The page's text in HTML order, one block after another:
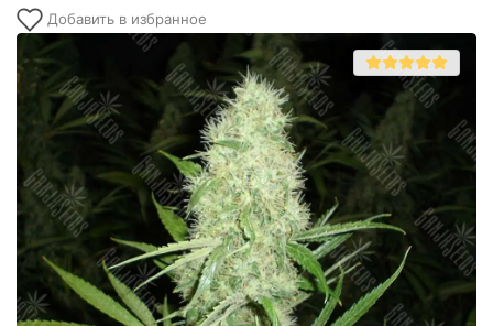
Добавить в избранное